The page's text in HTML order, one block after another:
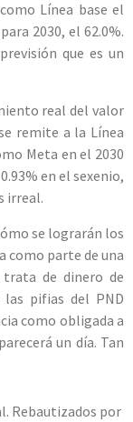
Línea base el
2030, el 62.0%.
que es un
real del valor
remite a la Línea
Meta en el 2030
en el sexenio,
irreal.
se lograrán los
como parte de una
de dinero de
las pifias del PND
como obligada a
un día. Tan
Rebautizados por